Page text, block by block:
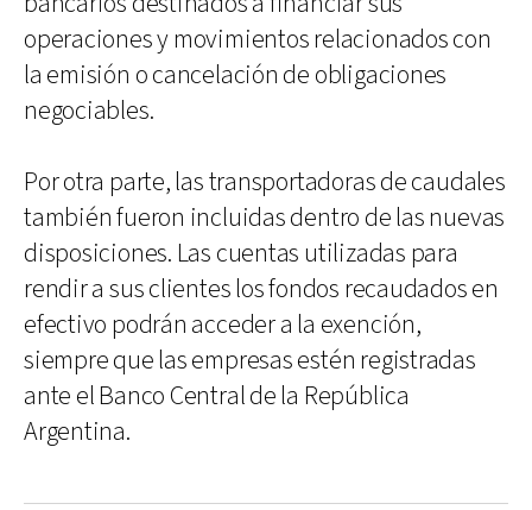
operaciones y movimientos relacionados con
la emisión o cancelación de obligaciones
negociables.
Por otra parte, las transportadoras de caudales
también fueron incluidas dentro de las nuevas
disposiciones. Las cuentas utilizadas para
rendir a sus clientes los fondos recaudados en
efectivo podrán acceder a la exención,
siempre que las empresas estén registradas
ante el Banco Central de la República
Argentina.